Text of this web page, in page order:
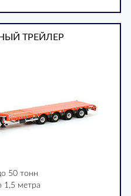
ТРЕЙЛЕР
50 тонн
1,5 метра